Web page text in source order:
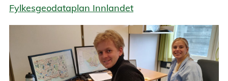
Fylkesgeodataplan Innlandet